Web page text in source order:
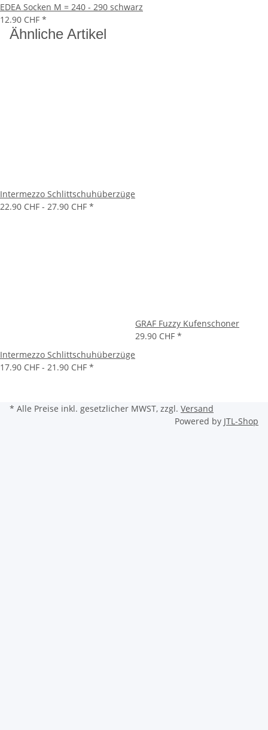
EDEA Socken M = 240 - 290 schwarz
12.90 CHF *
Ähnliche Artikel
Intermezzo Schlittschuhüberzüge
22.90 CHF - 27.90 CHF *
Intermezzo Schlittschuhüberzüge
17.90 CHF - 21.90 CHF *
GRAF Fuzzy Kufenschoner
29.90 CHF *
* Alle Preise inkl. gesetzlicher MWST, zzgl. Versand
Powered by JTL-Shop